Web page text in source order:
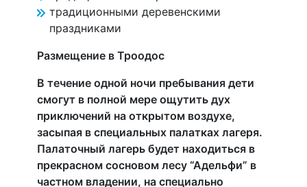
традиционными деревенскими
праздниками
Размещение в Троодос
В течение одной ночи пребывания дети
смогут в полной мере ощутить дух
приключений на открытом воздухе,
засыпая в специальных палатках лагеря.
Палаточный лагерь будет находиться в
прекрасном сосновом лесу “Адельфи” в
частном владении, на специально